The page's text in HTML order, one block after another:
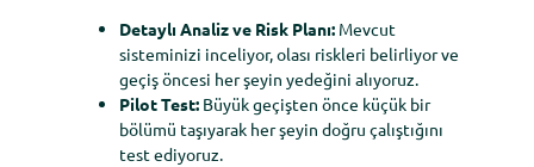
Detaylı Analiz ve Risk Planı:Mevcut
sisteminizi inceliyor, olası riskleri belirliyor ve
geçiş öncesi her şeyin yedeğini alıyoruz.
Pilot Test:Büyük geçişten önce küçük bir
bölümü taşıyarak her şeyin doğru çalıştığını
test ediyoruz.